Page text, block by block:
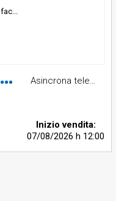
Unità immobiliare libera, facente parte di un fabbricato a schiera di fine anni 90, su quattro livelli collegati da scala interna, comprendente: garage al piano 1°sottostrada accessibile da corsia carrabile di uso condominiale; porzione di appartamento al piano terreno con ingresso, soggiorno, cucina, bagno, area scoperta recintata con lastrico e giardino sul fronte e sul retro; porzione di appartamento al piano primo con due camere, disimpegno, bagno e due balconi; soffitta con due locali sotto Asincrona telematica
Inizio vendita:
07/08/2026 h 12:00